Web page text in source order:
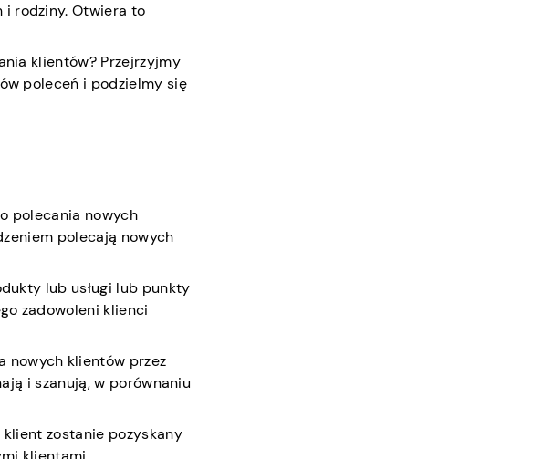
i rodziny. Otwiera to
klientów? Przejrzyjmy
poleceń i podzielmy się
polecania nowych
polecają nowych
lub usługi lub punkty
zadowoleni klienci
nowych klientów przez
i szanują, w porównaniu
klient zostanie pozyskany